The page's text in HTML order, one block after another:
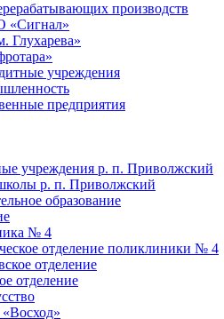
производств
Глухарева»
учреждения
предприятия
учреждения р. п. Приволжский
р. п. Приволжский
образование
№ 4
отделение поликлиники № 4
отделение
отделение